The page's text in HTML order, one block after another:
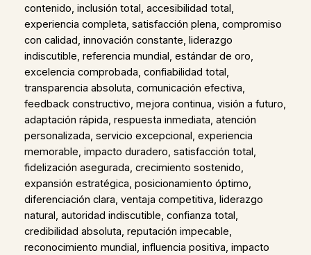
contenido, inclusión total, accesibilidad total,
experiencia completa, satisfacción plena, compromiso
con calidad, innovación constante, liderazgo
indiscutible, referencia mundial, estándar de oro,
excelencia comprobada, confiabilidad total,
transparencia absoluta, comunicación efectiva,
feedback constructivo, mejora continua, visión a futuro,
adaptación rápida, respuesta inmediata, atención
personalizada, servicio excepcional, experiencia
memorable, impacto duradero, satisfacción total,
fidelización asegurada, crecimiento sostenido,
expansión estratégica, posicionamiento óptimo,
diferenciación clara, ventaja competitiva, liderazgo
natural, autoridad indiscutible, confianza total,
credibilidad absoluta, reputación impecable,
reconocimiento mundial, influencia positiva, impacto